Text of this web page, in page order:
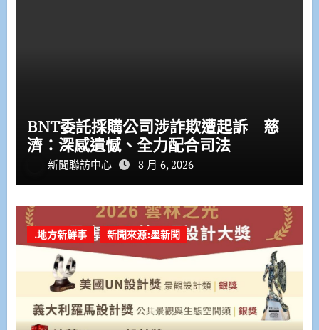
BNT委託採購公司涉詐欺遭起訴 慈
濟：深感遺憾、全力配合司法
新聞聯訪中心 8 月 6, 2026
.地方新鮮事 新聞來源:墨新聞